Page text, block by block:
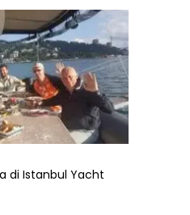
di Istanbul Yacht